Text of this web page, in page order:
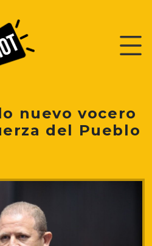
nuevo vocero
del Pueblo